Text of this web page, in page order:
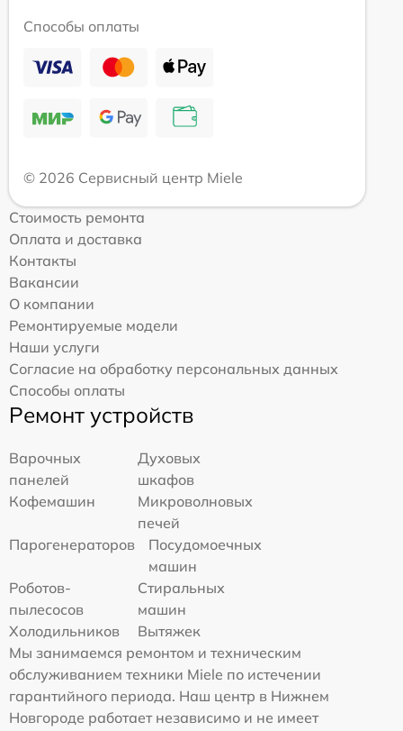
Способы оплаты
© 2026 Сервисный центр Miele
Стоимость ремонта
Оплата и доставка
Контакты
Вакансии
О компании
Ремонтируемые модели
Наши услуги
Согласие на обработку персональных данных
Способы оплаты
Ремонт устройств
Варочных
панелей
Духовых
шкафов
Кофемашин
Микроволновых
печей
Парогенераторов
Посудомоечных
машин
Роботов-
пылесосов
Стиральных
машин
Холодильников
Вытяжек
Мы занимаемся ремонтом и техническим
обслуживанием техники Miele по истечении
гарантийного периода. Наш центр в Нижнем
Новгороде работает независимо и не имеет